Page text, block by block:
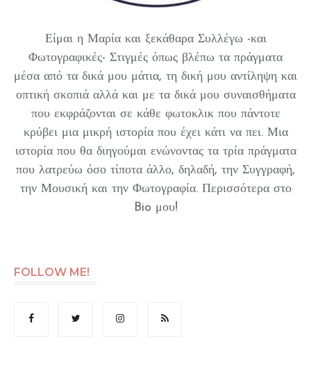
Είμαι η Μαρία και ξεκάθαρα Συλλέγω -και
Φωτογραφικές- Στιγμές όπως βλέπω τα πράγματα
μέσα από τα δικά μου μάτια, τη δική μου αντίληψη και
οπτική σκοπιά αλλά και με τα δικά μου συναισθήματα
που εκφράζονται σε κάθε φωτοκλικ που πάντοτε
κρύβει μια μικρή ιστορία που έχει κάτι να πει. Μια
ιστορία που θα διηγούμαι ενώνοντας τα τρία πράγματα
που λατρεύω όσο τίποτα άλλο, δηλαδή, την Συγγραφή,
την Μουσική και την Φωτογραφία. Περισσότερα στο
Bio μου!
FOLLOW ME!